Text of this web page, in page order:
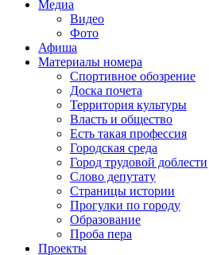
Медиа
Видео
Фото
Афиша
Материалы номера
Спортивное обозрение
Доска почета
Территория культуры
Власть и общество
Есть такая профессия
Городская среда
Город трудовой доблести
Слово депутату
Страницы истории
Прогулки по городу
Образование
Проба пера
Проекты